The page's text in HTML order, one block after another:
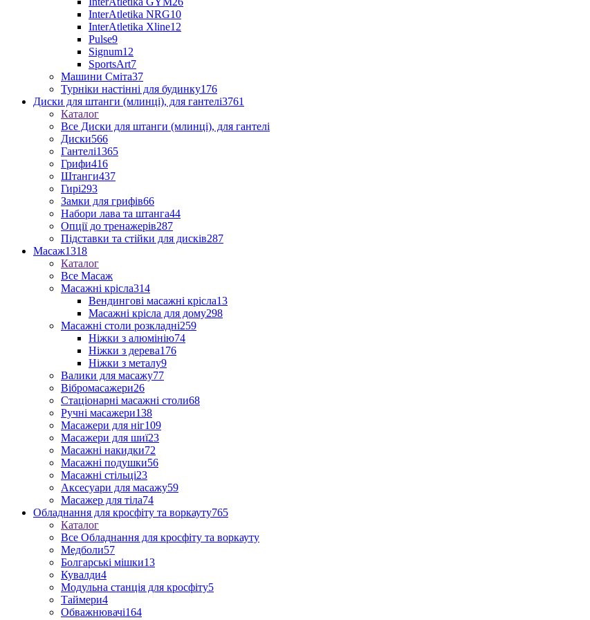
InterAtletika NRG10
InterAtletika Xline12
Pulse9
Signum12
SportsArt7
Машини Сміта37
Турніки настінні для будинку176
Диски для штанги (млинці), для гантелі3761
Каталог
Все Диски для штанги (млинці), для гантелі
Диски566
Гантелі1365
Грифи416
Штанги437
Гирі293
Замки для грифів66
Набори лава та штанга44
Опції до тренажерів287
Підставки та стійки для дисків287
Масаж1318
Каталог
Все Масаж
Масажні крісла314
Вендингові масажні крісла13
Масажні крісла для дому298
Масажні столи розкладні259
Ніжки з алюмінію74
Ніжки з дерева176
Ніжки з металу9
Валики для масажу77
Вібромасажери26
Стаціонарні масажні столи68
Ручні масажери138
Масажери для ніг109
Масажери для шиї23
Масажні накидки72
Масажні подушки56
Масажні стільці23
Аксесуари для масажу59
Масажер для тіла74
Обладнання для кросфіту та воркауту765
Каталог
Все Обладнання для кросфіту та воркауту
Медболи57
Болгарські мішки13
Кувалди4
Модульна станція для кросфіту5
Таймери4
Обважнювачі164